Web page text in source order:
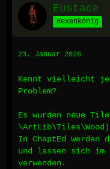
Eustace
Hexenkönig
23. Januar 2026
Kennt vielleicht
Problem?
Es wurden neue
In ChaptEd
und lassen sich im
verwenden.